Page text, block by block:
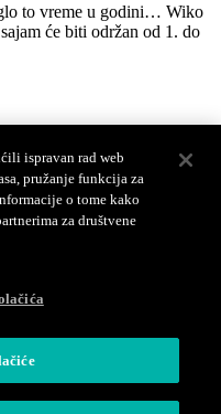
to vreme u godini… Wiko
će biti održan od 1. do
ste nas posetili na Bleen
nove Wiko sadržaje
ispravan rad web
pružanje funkcija za
o tome kako
za društvene